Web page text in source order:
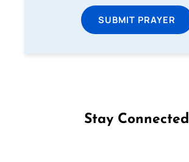
SUBMIT PRAYER
Stay Connected